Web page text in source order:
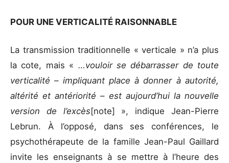
POUR UNE VERTICALITÉ RAISONNABLE
La transmission traditionnelle « verticale » n’a plus
la cote, mais « …vouloir se débarrasser de toute
verticalité – impliquant place à donner à autorité,
altérité et antériorité – est aujourd’hui la nouvelle
version de l’excès[note] », indique Jean-Pierre
Lebrun. À l’opposé, dans ses conférences, le
psychothérapeute de la famille Jean-Paul Gaillard
invite les enseignants à se mettre à l’heure des